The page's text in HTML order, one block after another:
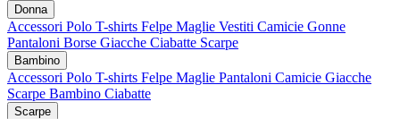
Donna
Accessori Polo T-shirts Felpe Maglie Vestiti Camicie Gonne
Pantaloni Borse Giacche Ciabatte Scarpe
Bambino
Accessori Polo T-shirts Felpe Maglie Pantaloni Camicie Giacche
Scarpe Bambino Ciabatte
Scarpe